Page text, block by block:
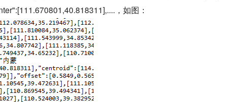
，如图：